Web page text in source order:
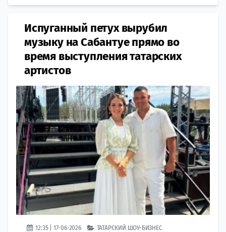
Испуганный петух вырубил
музыку на Сабантуе прямо во
время выступления татарских
артистов
12:35 | 17-06-2026 ТАТАРСКИЙ ШОУ-БИЗНЕС